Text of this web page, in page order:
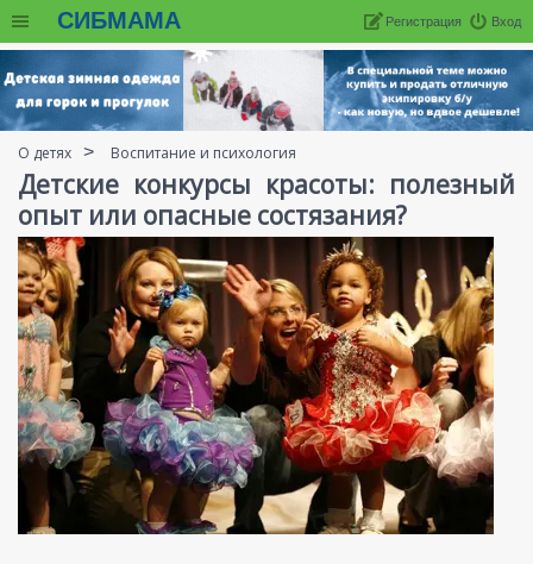
СИБМАМА Вход
Регистрация
О детях Воспитание и психология
Детские конкурсы красоты: полезный
опыт или опасные состязания?